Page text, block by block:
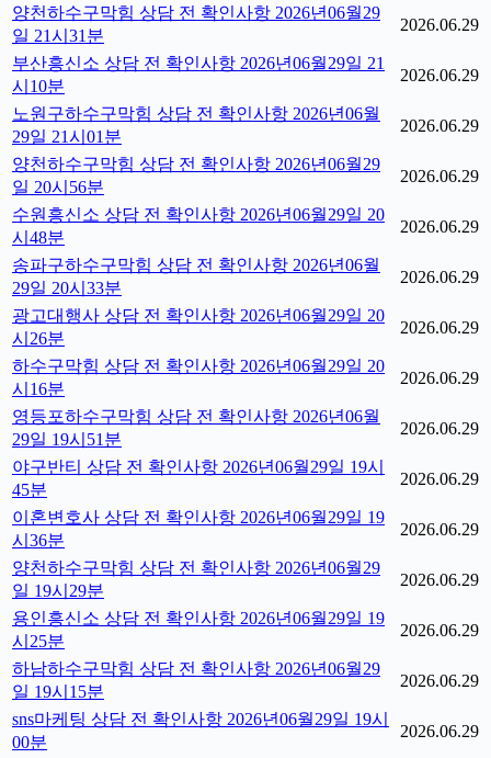
양천하수구막힘 상담 전 확인사항 2026년06월29
일 21시31분
2026.06.29
부산흥신소 상담 전 확인사항 2026년06월29일 21
시10분
2026.06.29
노원구하수구막힘 상담 전 확인사항 2026년06월
29일 21시01분
2026.06.29
양천하수구막힘 상담 전 확인사항 2026년06월29
일 20시56분
2026.06.29
수원흥신소 상담 전 확인사항 2026년06월29일 20
시48분
2026.06.29
송파구하수구막힘 상담 전 확인사항 2026년06월
29일 20시33분
2026.06.29
광고대행사 상담 전 확인사항 2026년06월29일 20
시26분
2026.06.29
하수구막힘 상담 전 확인사항 2026년06월29일 20
시16분
2026.06.29
영등포하수구막힘 상담 전 확인사항 2026년06월
29일 19시51분
2026.06.29
야구반티 상담 전 확인사항 2026년06월29일 19시
45분
2026.06.29
이혼변호사 상담 전 확인사항 2026년06월29일 19
시36분
2026.06.29
양천하수구막힘 상담 전 확인사항 2026년06월29
일 19시29분
2026.06.29
용인흥신소 상담 전 확인사항 2026년06월29일 19
시25분
2026.06.29
하남하수구막힘 상담 전 확인사항 2026년06월29
일 19시15분
2026.06.29
sns마케팅 상담 전 확인사항 2026년06월29일 19시
00분
2026.06.29